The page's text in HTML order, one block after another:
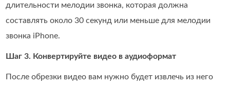
длительности мелодии звонка, которая должна
составлять около 30 секунд или меньше для мелодии
звонка iPhone.
Шаг 3. Конвертируйте видео в аудиоформат
После обрезки видео вам нужно будет извлечь из него